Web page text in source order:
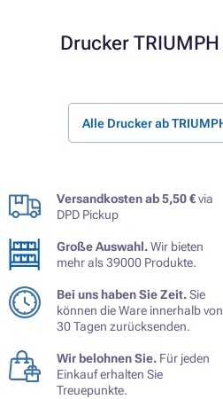
Drucker TRIUMPH
Alle Drucker ab
Versandkosten ab 5,50 €via
DPD Pickup
Große Auswahl.Wir bieten
mehr als 39000 Produkte.
Bei uns haben Sie Zeit.Sie
können die Ware innerhalb von
30 Tagen zurücksenden.
Wir belohnen Sie. Für jeden
Einkauf erhalten Sie
Treuepunkte.